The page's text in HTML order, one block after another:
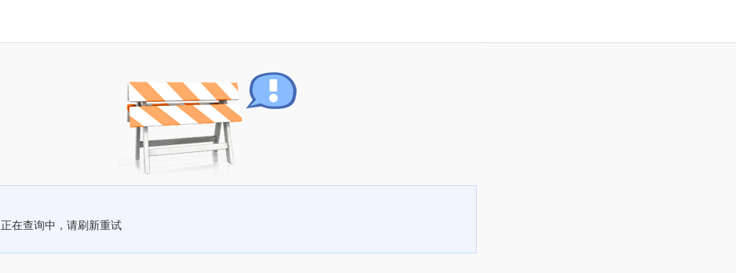
正在查询中，请刷新重试